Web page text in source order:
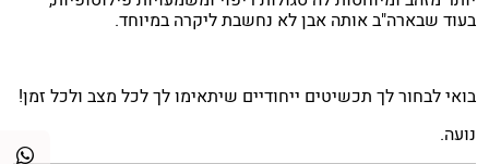
בעוד שבארה"ב אותה אבן לא נחשבת ליקרה במיוחד.
בואי לבחור לך תכשיטים ייחודיים שיתאימו לך לכל מצב ולכל זמן!
נועה.